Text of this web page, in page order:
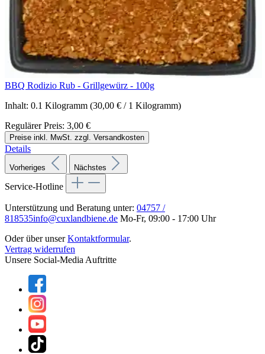
BBQ Rodizio Rub - Grillgewürz - 100g
Inhalt: 0.1 Kilogramm (30,00 € / 1 Kilogramm)
Regulärer Preis: 3,00 €
Preise inkl. MwSt. zzgl. Versandkosten
Details
Vorheriges Nächstes
Service-Hotline
Unterstützung und Beratung unter: 04757 /
818535info@cuxlandbiene.de Mo-Fr, 09:00 - 17:00 Uhr
Oder über unserKontaktformular.
Vertrag widerrufen
Unsere Social-Media Auftritte